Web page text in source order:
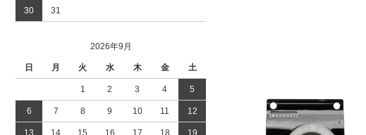
30 31
2026年9月
日 月 火 水 木 金 土
1 2 3 4 5
6 7 8 9 10 11 12
13 14 15 16 17 18 19